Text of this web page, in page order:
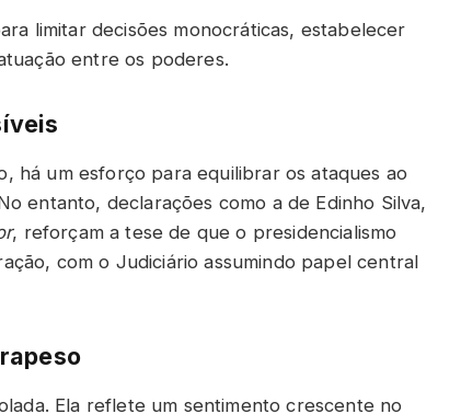
limitar decisões monocráticas, estabelecer
entre os poderes.
há um esforço para equilibrar os ataques ao
entanto, declarações como a de Edinho Silva,
, reforçam a tese de que o presidencialismo
com o Judiciário assumindo papel central
Ela reflete um sentimento crescente no